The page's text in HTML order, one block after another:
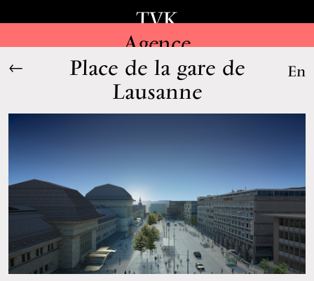
En
TVK
Agence
←
Place de la gare de
Lausanne